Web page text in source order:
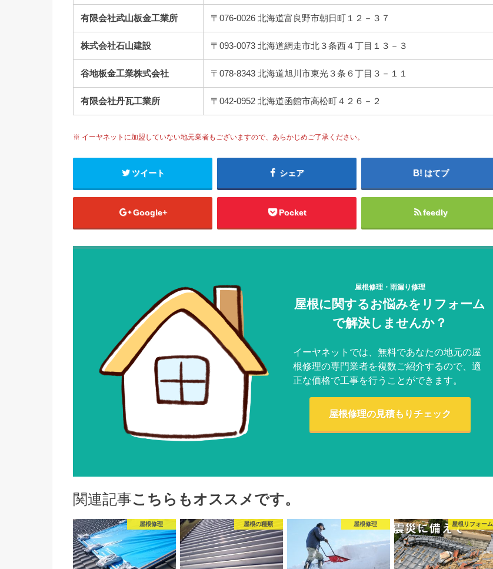
有限会社武山板金工業所 〒076-0026 北海道富良野市朝日町１２－３７
株式会社石山建設 〒093-0073 北海道網走市北３条西４丁目１３－３
谷地板金工業株式会社 〒078-8343 北海道旭川市東光３条６丁目３－１１
有限会社丹瓦工業所 〒042-0952 北海道函館市高松町４２６－２
※ イーヤネットに加盟していない地元業者もございますので、あらかじめご了承ください。
ツイート シェア はてブ
Google+ Pocket feedly
屋根修理・雨漏り修理
屋根に関するお悩みをリフォーム
で解決しませんか？
イーヤネットでは、無料であなたの地元の屋
根修理の専門業者を複数ご紹介するので、適
正な価格で工事を行うことができます。
屋根修理の見積もりチェック
関連記事こちらもオススメです。
屋根修理 屋根の種類 屋根修理 屋根リフォーム